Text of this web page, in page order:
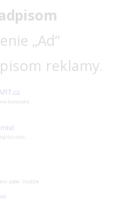
„Ad“
reklamy.